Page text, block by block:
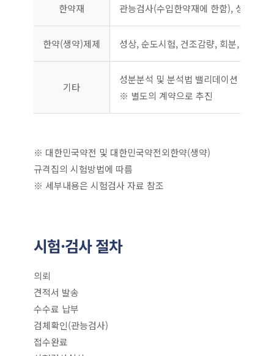
한약재 관능검사(수입한약재에 한함), 성상, 확
한약(생약)제제 성상, 순도시험, 건조감량, 회분, 엑스함
기타
성분분석 및 분석법 밸리데이션 등 품
※ 별도의 계약으로 추진
※ 대한민국약전 및 대한민국약전외한약(생약)
규격집의 시험방법에 따름
※ 세부내용은 시험검사 자료 참조
시험·검사 절차
의뢰
견적서 발송
수수료 납부
검체확인(관능검사)
접수완료